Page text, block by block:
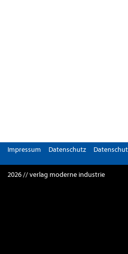
Impressum Datenschutz
2026 // verlag moderne industrie